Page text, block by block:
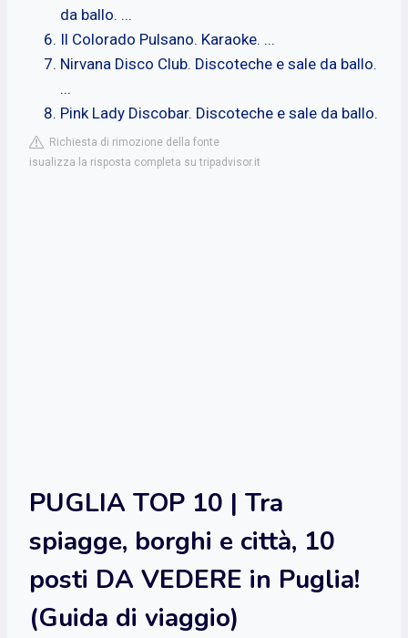
da ballo. ...
Il Colorado Pulsano. Karaoke. ...
Nirvana Disco Club. Discoteche e sale da ballo.
...
Pink Lady Discobar. Discoteche e sale da ballo.
Richiesta di rimozione della fonte
isualizza la risposta completa su tripadvisor.it
PUGLIA TOP 10 | Tra
spiagge, borghi e città, 10
posti DA VEDERE in Puglia!
(Guida di viaggio)